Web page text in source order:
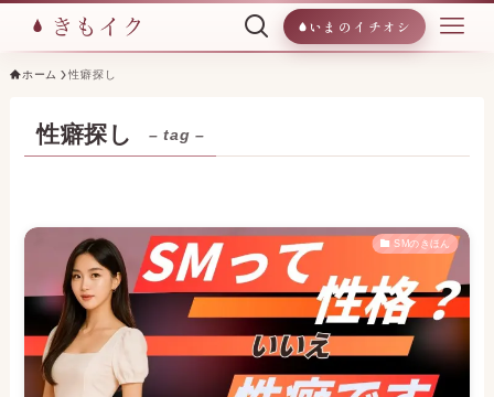
いまのイチオシ
ホーム 性癖探し
性癖探し – tag –
SMのきほん